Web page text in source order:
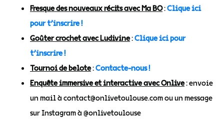
Fresque des nouveaux récits avec Ma BO:Clique ici
pour t’inscrire !
Goûter crochet avec Ludivine:Clique ici pour
t’inscrire !
Tournoi de belote:Contacte-nous !
Enquête immersive et interactive avec Onlive: envoie
un mail à contact@onlivetoulouse.com ou un message
sur Instagram à @onlivetoulouse